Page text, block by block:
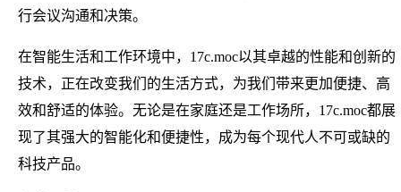
行会议沟通和决策。
在智能生活和工作环境中，17c.moc以其卓越的性能和创新的
技术，正在改变我们的生活方式，为我们带来更加便捷、高
效和舒适的体验。无论是在家庭还是工作场所，17c.moc都展
现了其强大的智能化和便捷性，成为每个现代人不可或缺的
科技产品。